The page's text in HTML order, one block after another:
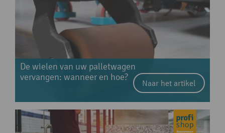
De wielen van uw palletwagen
vervangen: wanneer en hoe?
Naar het artikel